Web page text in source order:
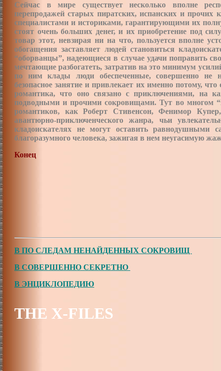
Сейчас в мире существует несколько вполне
перепродажей старых пиратских, испанских и
специалистами и историками, гарантирующими их
стоят очень больших денег, и их приобретение под
товар этот, невзирая ни на что, пользуется вполне
обогащения заставляет людей становиться
“оборванцы”, надеющиеся в случае удачи поправить
мечтающие разбогатеть, затратив на это минимум
по ним клады люди обеспеченные, совершенно не
безопасное занятие и привлекает их именно потому,
романтика, что оно связано с приключениями, на
подводными и прочими сокровищами. Тут во многом
романтиков, как Роберт Стивенсон, Фенимор
авантюрно-приключенческого жанра, чьи
кладоискателях не могут оставить равнодушными
благоразумного человека, зажигая в нем
Конец
В ПО СЛЕДАМ НЕНАЙДЕННЫХ СОКРОВИЩ
В СОВЕРШЕННО СЕКРЕТНО
В ЭНЦИКЛОПЕДИЮ
THE X-FILES